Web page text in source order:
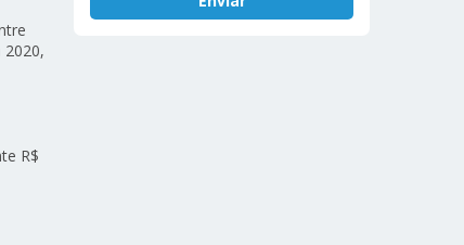
R$